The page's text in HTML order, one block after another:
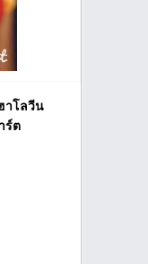
าโลวีน
ร์ต